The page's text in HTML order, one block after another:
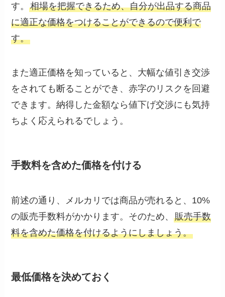
す。相場を把握できるため、自分が出品する商品
に適正な価格をつけることができるので便利で
す。
また適正価格を知っていると、大幅な値引き交渉
をされても断ることができ、赤字のリスクを回避
できます。納得した金額なら値下げ交渉にも気持
ちよく応えられるでしょう。
手数料を含めた価格を付ける
前述の通り、メルカリでは商品が売れると、10%
の販売手数料がかかります。そのため、販売手数
料を含めた価格を付けるようにしましょう。
最低価格を決めておく